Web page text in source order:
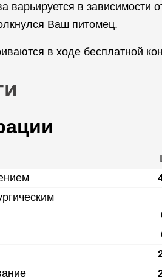
варьируется в зависимости
Ваш питомец.
в ходе бесплатной